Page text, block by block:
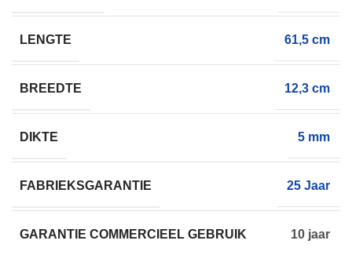
LENGTE 61,5 cm
BREEDTE 12,3 cm
DIKTE 5 mm
FABRIEKSGARANTIE 25 Jaar
GARANTIE COMMERCIEEL GEBRUIK 10 jaar